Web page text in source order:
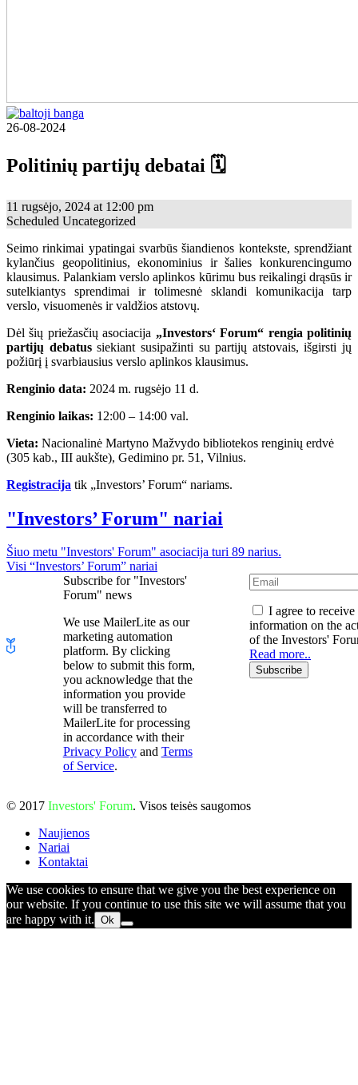
26-08-2024
Politinių partijų debatai 🗓
11 rugsėjo, 2024 at 12:00 pm
Scheduled Uncategorized
Seimo rinkimai ypatingai svarbūs šiandienos kontekste, sprendžiant
kylančius geopolitinius, ekonominius ir šalies konkurencingumo
klausimus. Palankiam verslo aplinkos kūrimu bus reikalingi drąsūs ir
sutelkiantys sprendimai ir tolimesnė sklandi komunikacija tarp
verslo, visuomenės ir valdžios atstovų.
Dėl šių priežasčių asociacija „Investors‘ Forum“ rengia politinių
partijų debatussiekiant susipažinti su partijų atstovais, išgirsti jų
požiūrį į svarbiausius verslo aplinkos klausimus.
Renginio data: 2024 m. rugsėjo 11 d.
Renginio laikas: 12:00 – 14:00 val.
Vieta: Nacionalinė Martyno Mažvydo bibliotekos renginių erdvė
(305 kab., III aukšte), Gedimino pr. 51, Vilnius.
Registracija tik „Investors’ Forum“ nariams.
"Investors’ Forum" nariai
Šiuo metu "Investors' Forum" asociacija turi 89 narius.
Visi “Investors’ Forum” nariai
Subscribe for "Investors'
Forum" news
We use MailerLite as our
marketing automation
platform. By clicking
below to submit this form,
you acknowledge that the
information you provide
will be transferred to
MailerLite for processing
in accordance with their
Privacy Policyand Terms
of Service.
I agree to receive
information on the
of the Investors'
Read more..
Subscribe
© 2017 Investors' Forum. Visos teisės saugomos
Naujienos
Nariai
Kontaktai
We use cookies to ensure that we give you the best experience on
our website. If you continue to use this site we will assume that you
are happy with it. Ok